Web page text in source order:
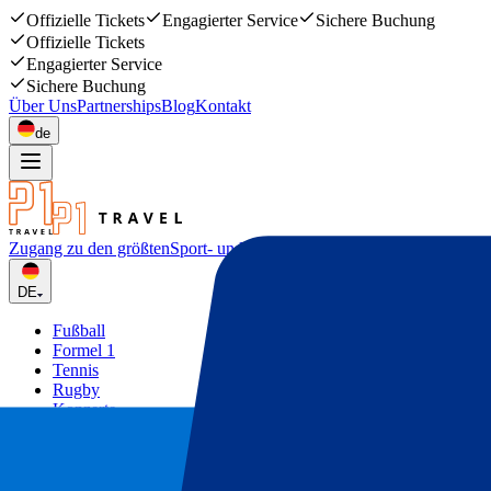
Offizielle Tickets Engagierter Service
Sichere Buchung
Offizielle Tickets
Engagierter Service
Sichere Buchung
Über UnsPartnershipsBlogKontakt
de
Zugang zu den größtenSport- und Musikevents
DE
Fußball
Formel 1
Tennis
Rugby
Konzerte